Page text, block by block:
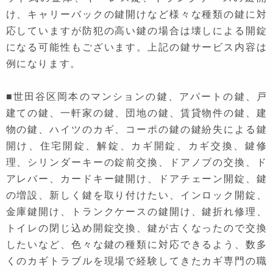
け、キャリーバックの鍵開けなど様々な種類の鍵に対
応していますが防犯の高い鍵の場合は壊しによる開錠
になる可能性もございます。上記の鍵サービス内容は
例になります。
■世田谷区岡本のマンションの鍵、アパートの鍵、戸
建ての鍵、一軒家の鍵、団地の鍵、賃貸物件の鍵、建
物の鍵、ハイツのカギ、コーポの鍵の鍵紛失による鍵
開け、住宅開錠、解錠、カギ開錠、カギ交換、鍵修
理、シリンダーキーの錠前交換、ドアノブの交換、ド
アレバー、カードキー鍵開け、ドアチェーン開錠、鍵
の増設、新しく鍵を取り付けたい、インロック開錠、
金庫鍵開け、トランクケースの鍵開け、鍵折れ修理、
トイレの閉じ込め開錠交換、鍵が古くなったので交換
したいなど、色々な鍵の種類に対応できるよう、数多
くのカギトラブルを現場で経験してきたカギ専門の職